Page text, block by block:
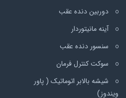
دوربین دنده عقب
آینه مانیتوردار
سنسور دنده عقب
سوکت کنترل فرمان
شیشه بالابر اتوماتیک ( پاور
ویندوز)